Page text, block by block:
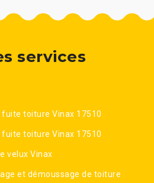
services
fuite toiture Vinax 17510
fuite toiture Vinax 17510
velux Vinax
et démoussage de toiture